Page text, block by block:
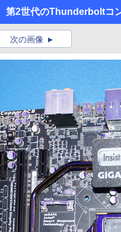
第2世代のThunderboltコ
次の画像